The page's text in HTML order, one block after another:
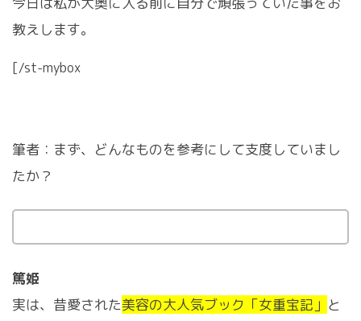
教えします。
[/st-mybox
筆者：まず、どんなものを参考にして支度していまし
たか？
篤姫
実は、昔愛された美容の大人気ブック「女重宝記」 と